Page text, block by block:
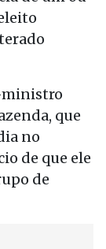
ministro
que
no
de que ele
de